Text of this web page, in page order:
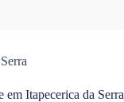
em Itapecerica da Serra